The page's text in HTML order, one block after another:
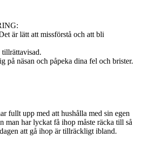
är lätt att missförstå och att bli
på näsan och påpeka dina fel och brister.
fullt upp med att hushålla med sin egen
man har lyckat få ihop måste räcka till så
att gå ihop är tillräckligt ibland.